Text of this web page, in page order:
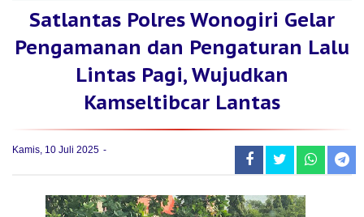
Satlantas Polres Wonogiri Gelar
Pengamanan dan Pengaturan Lalu
Lintas Pagi, Wujudkan
Kamseltibcar Lantas
Kamis, 10 Juli 2025